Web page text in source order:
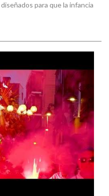
para que la infancia